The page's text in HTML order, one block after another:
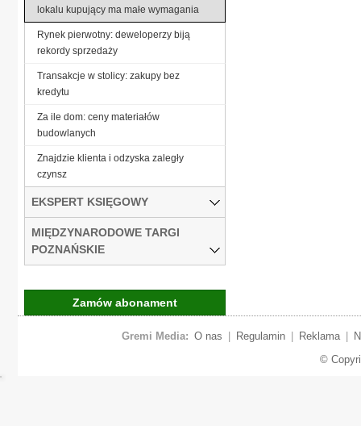
lokalu kupujący ma małe wymagania
Rynek pierwotny: deweloperzy biją
rekordy sprzedaży
Transakcje w stolicy: zakupy bez
kredytu
Za ile dom: ceny materiałów
budowlanych
Znajdzie klienta i odzyska zaległy
czynsz
EKSPERT KSIĘGOWY
MIĘDZYNARODOWE TARGI
POZNAŃSKIE
Zamów abonament
Gremi Media: O nas Regulamin Reklama
©